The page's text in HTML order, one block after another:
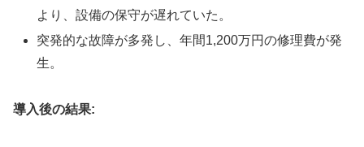
より、設備の保守が遅れていた。
突発的な故障が多発し、年間1,200万円の修理費が発
生。
導入後の結果: